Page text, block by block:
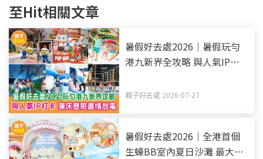
至Hit相關文章
暑假好去處2026｜暑假玩勻
港九新界全攻略 與人氣IP打
更新）
親子好去處 2026-07-27
暑假好去處2026｜全港首個
生蠔BB室內夏日沙灘 最大室